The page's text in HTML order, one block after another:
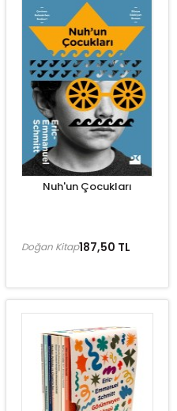
Nuh'un Çocukları
187,50 TL
Doğan Kitap